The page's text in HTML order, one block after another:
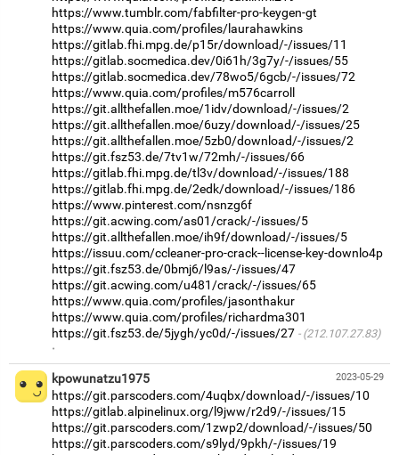
https://www.tumblr.com/fabfilter-pro-keygen-gt
https://www.quia.com/profiles/laurahawkins
https://gitlab.fhi.mpg.de/p15r/download/-/issues/11
https://gitlab.socmedica.dev/0i61h/3g7y/-/issues/55
https://gitlab.socmedica.dev/78wo5/6gcb/-/issues/72
https://www.quia.com/profiles/m576carroll
https://git.allthefallen.moe/1idv/download/-/issues/2
https://git.allthefallen.moe/6uzy/download/-/issues/25
https://git.allthefallen.moe/5zb0/download/-/issues/2
https://git.fsz53.de/7tv1w/72mh/-/issues/66
https://gitlab.fhi.mpg.de/tl3v/download/-/issues/188
https://gitlab.fhi.mpg.de/2edk/download/-/issues/186
https://www.pinterest.com/nsnzg6f
https://git.acwing.com/as01/crack/-/issues/5
https://git.allthefallen.moe/ih9f/download/-/issues/5
https://issuu.com/ccleaner-pro-crack--license-key-downlo4p
https://git.fsz53.de/0bmj6/l9as/-/issues/47
https://git.acwing.com/u481/crack/-/issues/65
https://www.quia.com/profiles/jasonthakur
https://www.quia.com/profiles/richardma301
https://git.fsz53.de/5jygh/yc0d/-/issues/27
(212.107.27.83)
·
2023-05-29
kpowunatzu1975
https://git.parscoders.com/4uqbx/download/-/issues/10
https://gitlab.alpinelinux.org/l9jww/r2d9/-/issues/15
https://git.parscoders.com/1zwp2/download/-/issues/50
https://git.parscoders.com/s9lyd/9pkh/-/issues/19